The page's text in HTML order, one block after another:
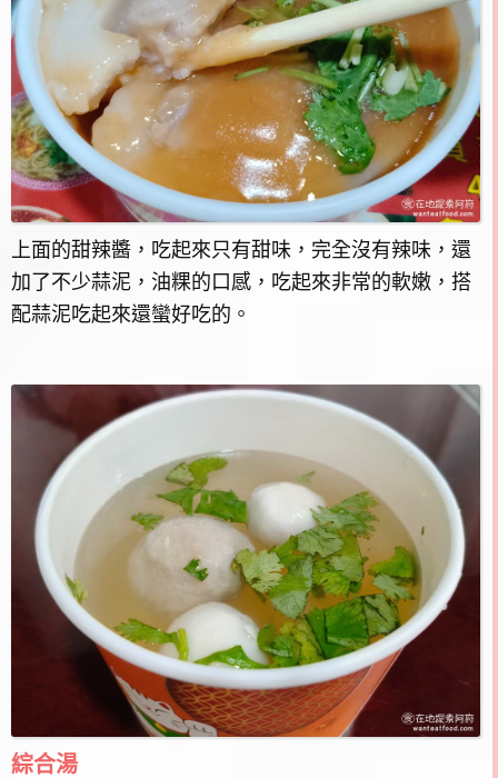
上面的甜辣醬，吃起來只有甜味，完全沒有辣味，還
加了不少蒜泥，油粿的口感，吃起來非常的軟嫩，搭
配蒜泥吃起來還蠻好吃的。
綜合湯